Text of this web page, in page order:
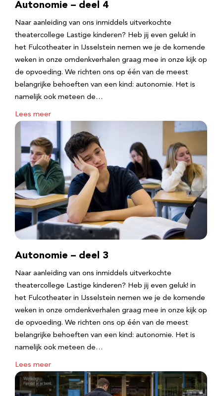
Autonomie – deel 4
Naar aanleiding van ons inmiddels uitverkochte
theatercollege Lastige kinderen? Heb jij even geluk! in
het Fulcotheater in IJsselstein nemen we je de komende
weken in onze omdenkverhalen graag mee in onze kijk op
de opvoeding. We richten ons op één van de meest
belangrijke behoeften van een kind: autonomie. Het is
namelijk ook meteen de…
Lees meer
Autonomie – deel 3
Naar aanleiding van ons inmiddels uitverkochte
theatercollege Lastige kinderen? Heb jij even geluk! in
het Fulcotheater in IJsselstein nemen we je de komende
weken in onze omdenkverhalen graag mee in onze kijk op
de opvoeding. We richten ons op één van de meest
belangrijke behoeften van een kind: autonomie. Het is
namelijk ook meteen de…
Lees meer